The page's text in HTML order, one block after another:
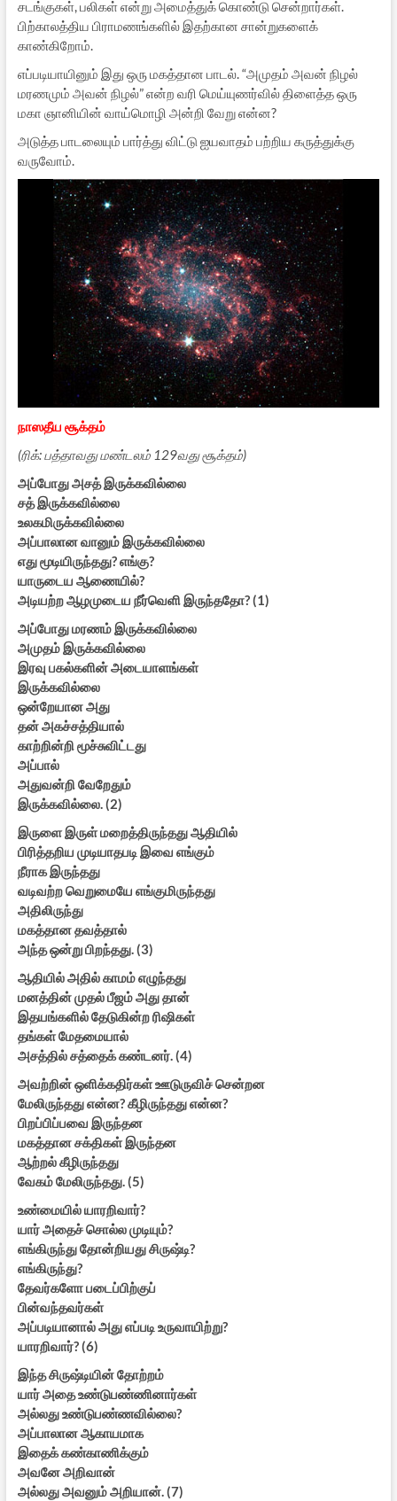
சடங்குகள், பலிகள் என்று அமைத்துக் கொண்டு சென்றார்கள்.
பிற்காலத்திய பிராமணங்களில் இதற்கான சான்றுகளைக்
காண்கிறோம்.
எப்படியாயினும் இது ஒரு மகத்தான பாடல். “அமுதம் அவன் நிழல்
மரணமும் அவன் நிழல்” என்ற வரி மெய்யுணர்வில் திளைத்த ஒரு
மகா ஞானியின் வாய்மொழி அன்றி வேறு என்ன?
அடுத்த பாடலையும் பார்த்து விட்டு ஐயவாதம் பற்றிய கருத்துக்கு
வருவோம்.
நாஸதீய சூக்தம்
(ரிக்: பத்தாவது மண்டலம் 129வது சூக்தம்)
அப்போது அசத் இருக்கவில்லை
சத் இருக்கவில்லை
உலகமிருக்கவில்லை
அப்பாலான வானும் இருக்கவில்லை
எது மூடியிருந்தது? எங்கு?
யாருடைய ஆணையில்?
அடியற்ற ஆழமுடைய நீர்வெளி இருந்ததோ? (1)
அப்போது மரணம் இருக்கவில்லை
அமுதம் இருக்கவில்லை
இரவு பகல்களின் அடையாளங்கள்
இருக்கவில்லை
ஒன்றேயான அது
தன் அகச்சத்தியால்
காற்றின்றி மூச்சுவிட்டது
அப்பால்
அதுவன்றி வேறேதும்
இருக்கவில்லை. (2)
இருளை இருள் மறைத்திருந்தது ஆதியில்
பிரித்தறிய முடியாதபடி இவை எங்கும்
நீராக இருந்தது
வடிவற்ற வெறுமையே எங்குமிருந்தது
அதிலிருந்து
மகத்தான தவத்தால்
அந்த ஒன்று பிறந்தது. (3)
ஆதியில் அதில் காமம் எழுந்தது
மனத்தின் முதல் பீஜம் அது தான்
இதயங்களில் தேடுகின்ற ரிஷிகள்
தங்கள் மேதமையால்
அசத்தில் சத்தைக் கண்டனர். (4)
அவற்றின் ஒளிக்கதிர்கள் ஊடுருவிச் சென்றன
மேலிருந்தது என்ன? கீழிருந்தது என்ன?
பிறப்பிப்பவை இருந்தன
மகத்தான சக்திகள் இருந்தன
ஆற்றல் கீழிருந்தது
வேகம் மேலிருந்தது. (5)
உண்மையில் யாரறிவார்?
யார் அதைச் சொல்ல முடியும்?
எங்கிருந்து தோன்றியது சிருஷ்டி?
எங்கிருந்து?
தேவர்களோ படைப்பிற்குப்
பின்வந்தவர்கள்
அப்படியானால் அது எப்படி உருவாயிற்று?
யாரறிவார்? (6)
இந்த சிருஷ்டியின் தோற்றம்
யார் அதை உண்டுபண்ணினார்கள்
அல்லது உண்டுபண்ணவில்லை?
அப்பாலான ஆகாயமாக
இதைக் கண்காணிக்கும்
அவனே அறிவான்
அல்லது அவனும் அறியான். (7)